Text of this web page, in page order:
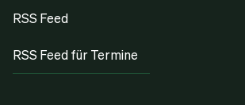
RSS Feed
RSS Feed für Termine